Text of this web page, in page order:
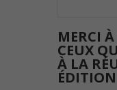
MERCI
CEUX
À LA
ÉDITION